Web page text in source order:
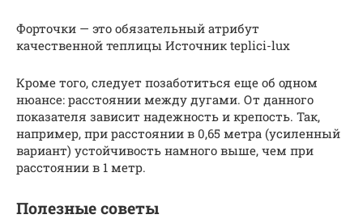
Форточки — это обязательный атрибут
качественной теплицы Источник teplici-lux
Кроме того, следует позаботиться еще об одном
нюансе: расстоянии между дугами. От данного
показателя зависит надежность и крепость. Так,
например, при расстоянии в 0,65 метра (усиленный
вариант) устойчивость намного выше, чем при
расстоянии в 1 метр.
Полезные советы